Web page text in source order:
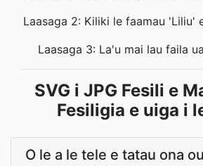
Laasaga 2: Kiliki le faamau 'Liliu'
Laasaga 3: La'u mai lau faila
SVG i JPG Fesili e
Fesiligia e uiga i
O le a le tele e tatau ona